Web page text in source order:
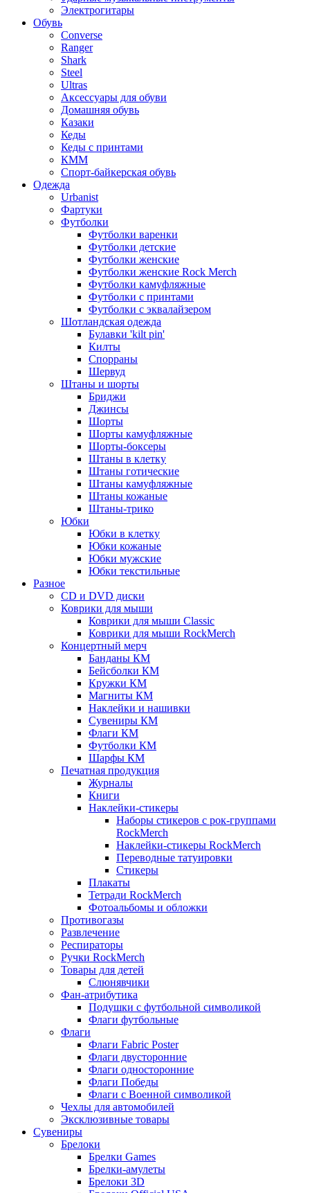
Электрогитары
Обувь
Converse
Ranger
Shark
Steel
Ultras
Аксессуары для обуви
Домашняя обувь
Казаки
Кеды
Кеды с принтами
КММ
Спорт-байкерская обувь
Одежда
Urbanist
Фартуки
Футболки
Футболки варенки
Футболки детские
Футболки женские
Футболки женские Rock Merch
Футболки камуфляжные
Футболки с принтами
Футболки с эквалайзером
Шотландская одежда
Булавки 'kilt pin'
Килты
Спорраны
Шервуд
Штаны и шорты
Бриджи
Джинсы
Шорты
Шорты камуфляжные
Шорты-боксеры
Штаны в клетку
Штаны готические
Штаны камуфляжные
Штаны кожаные
Штаны-трико
Юбки
Юбки в клетку
Юбки кожаные
Юбки мужские
Юбки текстильные
Разное
CD и DVD диски
Коврики для мыши
Коврики для мыши Classic
Коврики для мыши RockMerch
Концертный мерч
Банданы КМ
Бейсболки КМ
Кружки КМ
Магниты КМ
Наклейки и нашивки
Сувениры КМ
Флаги КМ
Футболки КМ
Шарфы КМ
Печатная продукция
Журналы
Книги
Наклейки-стикеры
Наборы стикеров с рок-группами
RockMerch
Наклейки-стикеры RockMerch
Переводные татуировки
Стикеры
Плакаты
Тетради RockMerch
Фотоальбомы и обложки
Противогазы
Развлечение
Респираторы
Ручки RockMerch
Товары для детей
Слюнявчики
Фан-атрибутика
Подушки с футбольной символикой
Флаги футбольные
Флаги
Флаги Fabric Poster
Флаги двусторонние
Флаги односторонние
Флаги Победы
Флаги с Военной символикой
Чехлы для автомобилей
Эксклюзивные товары
Сувениры
Брелоки
Брелки Games
Брелки-амулеты
Брелоки 3D